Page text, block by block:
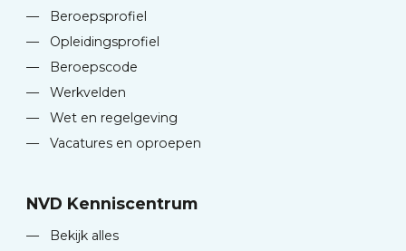
—
Beroepsprofiel
—
Opleidingsprofiel
—
Beroepscode
—
Werkvelden
—
Wet en regelgeving
—
Vacatures en oproepen
NVD Kenniscentrum
—
Bekijk alles